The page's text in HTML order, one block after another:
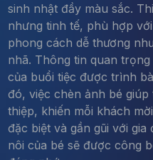
sinh nhật đầy màu sắc.
nhưng tinh tế, phù hợp
phong cách dễ thương
nhã. Thông tin quan
của buổi tiệc được trình
đó, việc chèn ảnh bé
thiệp, khiến mỗi khách
đặc biệt và gần gũi với
nôi của bé sẽ được công